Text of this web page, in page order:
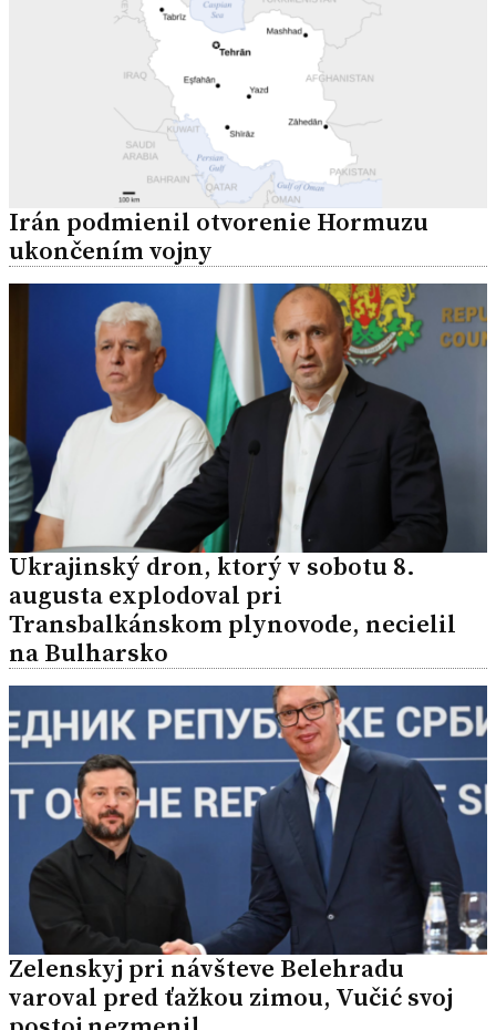
Irán podmienil otvorenie Hormuzu
ukončením vojny
Ukrajinský dron, ktorý v sobotu 8.
augusta explodoval pri
Transbalkánskom plynovode, necielil
na Bulharsko
Zelenskyj pri návšteve Belehradu
varoval pred ťažkou zimou, Vučić svoj